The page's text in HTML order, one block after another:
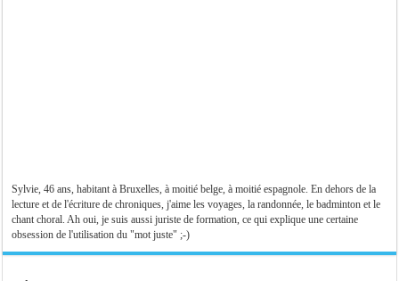
Sylvie, 46 ans, habitant à Bruxelles, à moitié belge, à moitié espagnole. En dehors de la
lecture et de l'écriture de chroniques, j'aime les voyages, la randonnée, le badminton et le
chant choral. Ah oui, je suis aussi juriste de formation, ce qui explique une certaine
obsession de l'utilisation du "mot juste" ;-)